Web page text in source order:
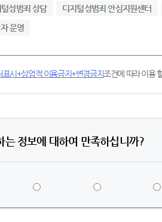
털성범죄 상담 디지털성범죄 안심지원센터
운영
표시+상업적 이용금지+변경금지조건에 따라 이용
는 정보에 대하여 만족하십니까?